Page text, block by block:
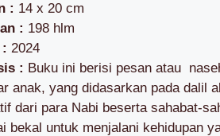
: 14 x 20 cm
: 198 hlm
2024
: Buku ini berisi pesan atau
anak, yang didasarkan pada dalil
dari para Nabi beserta sahabat-
bekal untuk menjalani kehidupan